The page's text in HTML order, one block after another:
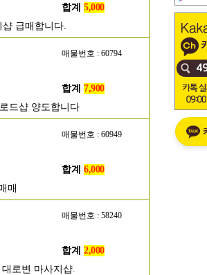
합계 5,000
급매합니다.
매물번호 : 60794
합계 7,900
드샵 양도합니다
매물번호 : 60949
합계 6,000
매
매물번호 : 58240
합계 2,000
로변 마사지샵.